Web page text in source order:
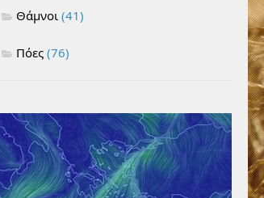
Θάμνοι (41)
Πόες (76)